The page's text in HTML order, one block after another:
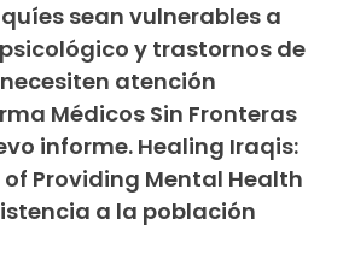
sean vulnerables a
y trastornos de
atención
Médicos Sin Fronteras
informe. Healing Iraqis:
Providing Mental Health
a la población